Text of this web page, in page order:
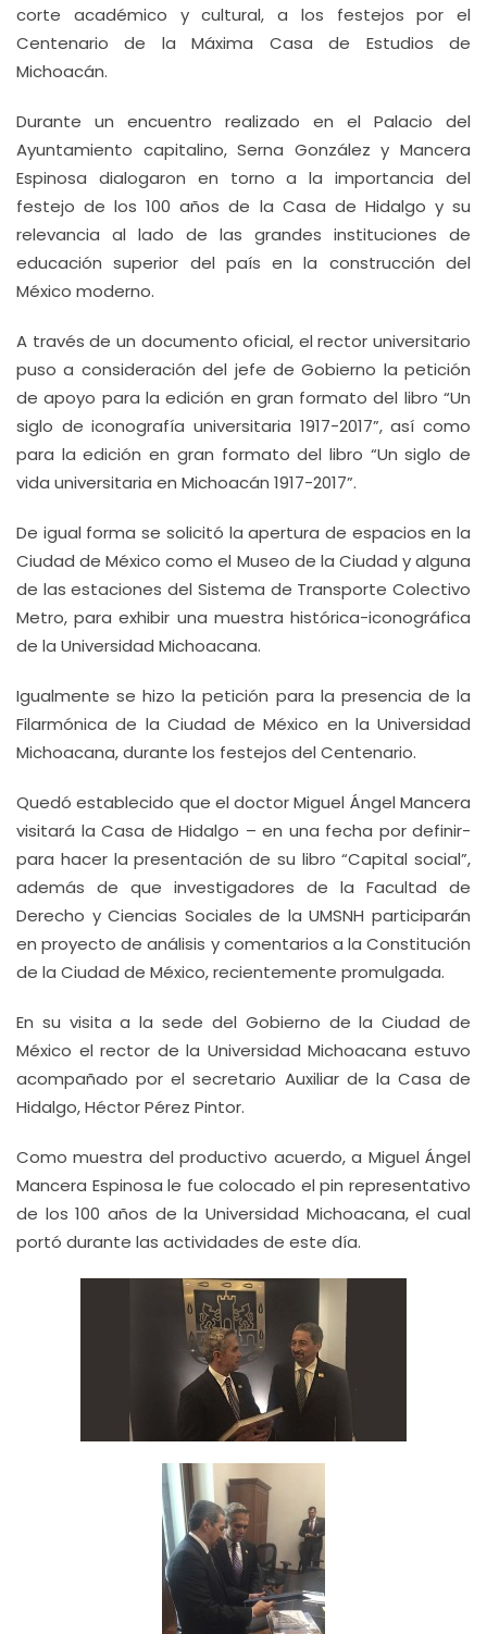
corte académico y cultural, a los festejos por el
Centenario de la Máxima Casa de Estudios de
Michoacán.
Durante un encuentro realizado en el Palacio del
Ayuntamiento capitalino, Serna González y Mancera
Espinosa dialogaron en torno a la importancia del
festejo de los 100 años de la Casa de Hidalgo y su
relevancia al lado de las grandes instituciones de
educación superior del país en la construcción del
México moderno.
A través de un documento oficial, el rector universitario
puso a consideración del jefe de Gobierno la petición
de apoyo para la edición en gran formato del libro “Un
siglo de iconografía universitaria 1917-2017”, así como
para la edición en gran formato del libro “Un siglo de
vida universitaria en Michoacán 1917-2017”.
De igual forma se solicitó la apertura de espacios en la
Ciudad de México como el Museo de la Ciudad y alguna
de las estaciones del Sistema de Transporte Colectivo
Metro, para exhibir una muestra histórica-iconográfica
de la Universidad Michoacana.
Igualmente se hizo la petición para la presencia de la
Filarmónica de la Ciudad de México en la Universidad
Michoacana, durante los festejos del Centenario.
Quedó establecido que el doctor Miguel Ángel Mancera
visitará la Casa de Hidalgo – en una fecha por definir-
para hacer la presentación de su libro “Capital social”,
además de que investigadores de la Facultad de
Derecho y Ciencias Sociales de la UMSNH participarán
en proyecto de análisis y comentarios a la Constitución
de la Ciudad de México, recientemente promulgada.
En su visita a la sede del Gobierno de la Ciudad de
México el rector de la Universidad Michoacana estuvo
acompañado por el secretario Auxiliar de la Casa de
Hidalgo, Héctor Pérez Pintor.
Como muestra del productivo acuerdo, a Miguel Ángel
Mancera Espinosa le fue colocado el pin representativo
de los 100 años de la Universidad Michoacana, el cual
portó durante las actividades de este día.